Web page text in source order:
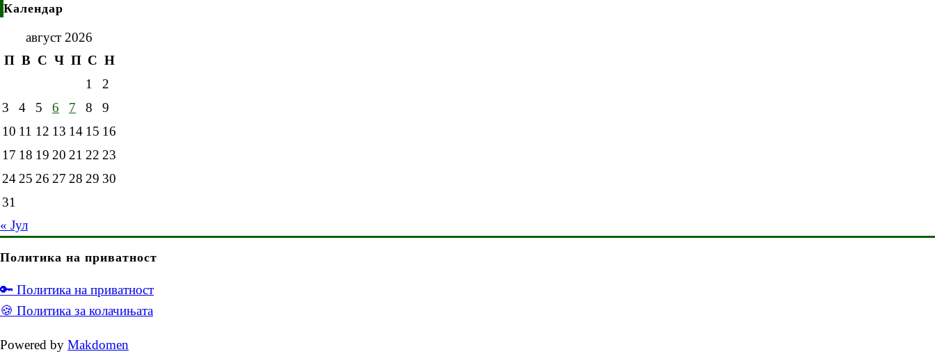
Календар
август 2026
П В С Ч П С Н
1
2
3
4 5 6 7 8
9
10 11 12 13 14 15 16
17 18 19 20 21 22 23
2425 26 27 28 29 30
31
« Јул
Политика на приватност
🔑 Политика на приватност
🍪 Политика за колачињата
Powered by Makdomen